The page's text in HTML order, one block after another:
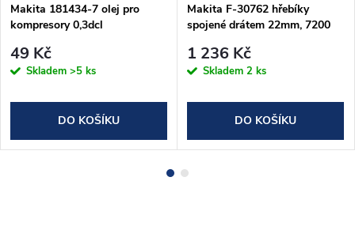
Makita 181434-7 olej pro
kompresory 0,3dcl
49 Kč
Skladem >5 ks
DO KOŠÍKU
Makita F-30762 hřebíky
spojené drátem 22mm, 7200
1 236 Kč
Skladem 2 ks
DO KOŠÍKU